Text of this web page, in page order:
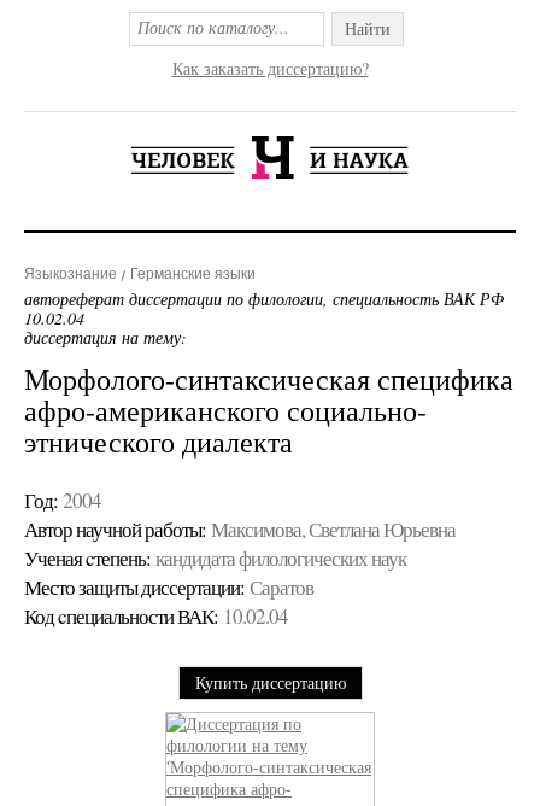
Найти
Как заказать диссертацию?
Языкознание Германские языки
автореферат диссертации по филологии, специальность ВАК РФ
10.02.04
диссертация на тему:
Морфолого-синтаксическая специфика
афро-американского социально-
этнического диалекта
Год: 2004
Автор научной работы: Максимова, Светлана Юрьевна
Ученая cтепень: кандидата филологических наук
Место защиты диссертации: Саратов
Код cпециальности ВАК: 10.02.04
Купить диссертацию